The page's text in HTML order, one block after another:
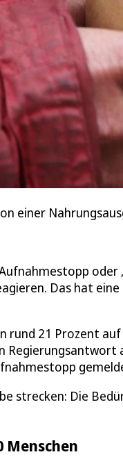
einer
oder
Das hat
rund 21 Prozent
strecken: Die
Menschen